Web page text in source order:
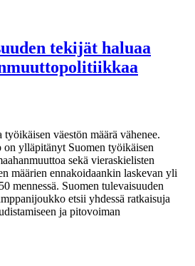
tekijät haluaa
väestön määrä vähenee.
on ylläpitänyt Suomen työikäisen
sekä vieraskielisten
määrien ennakoidaankin laskevan yli
mennessä. Suomen tulevaisuuden
etsii yhdessä ratkaisuja
ja pitovoiman